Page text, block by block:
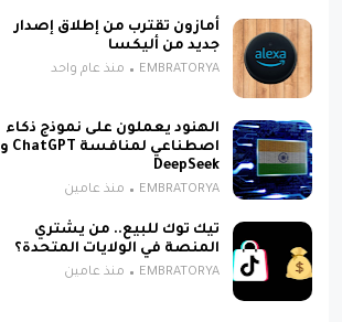
أمازون تقترب من إطلاق إصدار
جديد من أليكسا
EMBRATORYA منذ عام واحد
الهنود يعملون على نموذج ذكاء
اصطناعي لمنافسة ChatGPT و
DeepSeek
EMBRATORYA منذ عامين
تيك توك للبيع.. من يشتري
المنصة في الولايات المتحدة؟
EMBRATORYA منذ عامين